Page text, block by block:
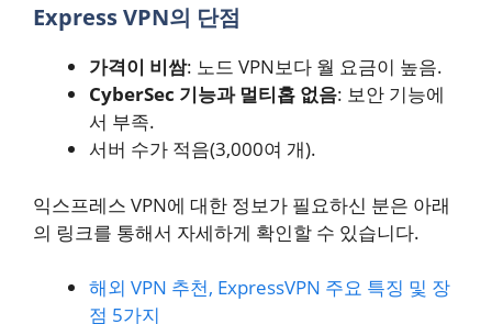
Express VPN의 단점
가격이 비쌈: 노드 VPN보다 월 요금이 높음.
CyberSec 기능과 멀티홉 없음: 보안 기능에
서 부족.
서버 수가 적음(3,000여 개).
익스프레스 VPN에 대한 정보가 필요하신 분은 아래
의 링크를 통해서 자세하게 확인할 수 있습니다.
해외 VPN 추천, ExpressVPN 주요 특징 및 장
점 5가지